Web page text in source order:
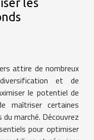
attire de nombreux
et de
le potentiel de
maîtriser certaines
marché. Découvrez
pour optimiser